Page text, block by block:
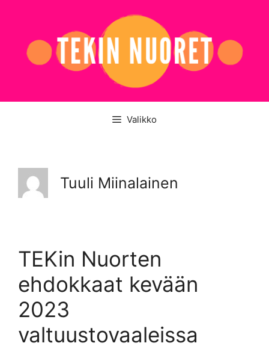
Valikko
Tuuli Miinalainen
TEKin Nuorten
ehdokkaat kevään
2023
valtuustovaaleissa